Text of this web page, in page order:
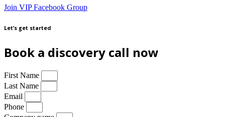
Join VIP Facebook Group
Let’s get started
Book a discovery call now
First Name
Last Name
Email
Phone